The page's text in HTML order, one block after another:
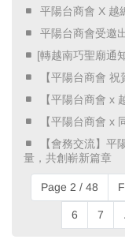
平陽台商會 X 越
平陽台商會受邀
[轉越南巧聖廟通知
【平陽台商會
【平陽台商會 x
【平陽台商會 x
【會務交流】平
量，共創嶄新篇章 ​
Page 2 / 48
6 7